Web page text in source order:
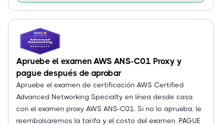
Apruebe el examen AWS ANS-C01 Proxy y
pague después de aprobar
Apruebe el examen de certificación AWS Certified
Advanced Networking Specialty en línea desde casa
con el examen proxy AWS ANS-C01. Si no lo aprueba, le
reembolsaremos la tarifa y el costo del examen. PAGUE